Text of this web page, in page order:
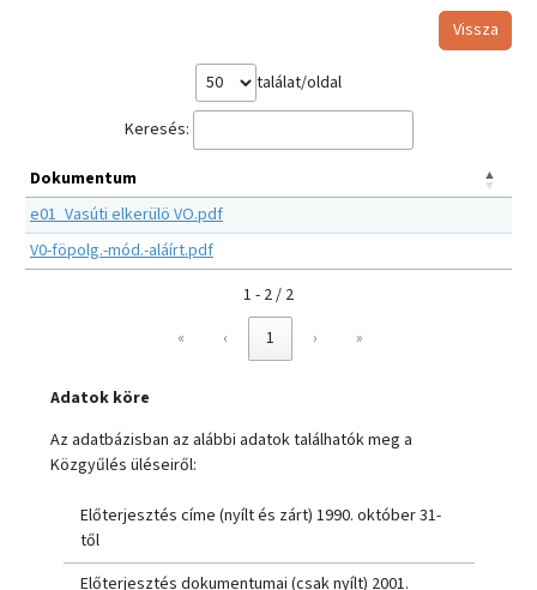
Vissza
találat/oldal
Keresés:
Dokumentum
e01_Vasúti elkerülö VO.pdf
V0-föpolg.-mód.-aláírt.pdf
1 - 2 / 2
«
‹ 1 › »
Adatok köre
Az adatbázisban az alábbi adatok találhatók meg a
Közgyűlés üléseiről:
Előterjesztés címe (nyílt és zárt) 1990. október 31-
től
Előterjesztés dokumentumai (csak nyílt) 2001.